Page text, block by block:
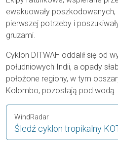
ewakuowały poszkodowanych,
pierwszej potrzeby i
gruzami.
Cyklon DITWAH oddalił się od
południowych Indii, a opady
położone regiony, w tym
Kolombo, pozostają pod wodą.
Śledź cyklon tropikalny
WindRadar